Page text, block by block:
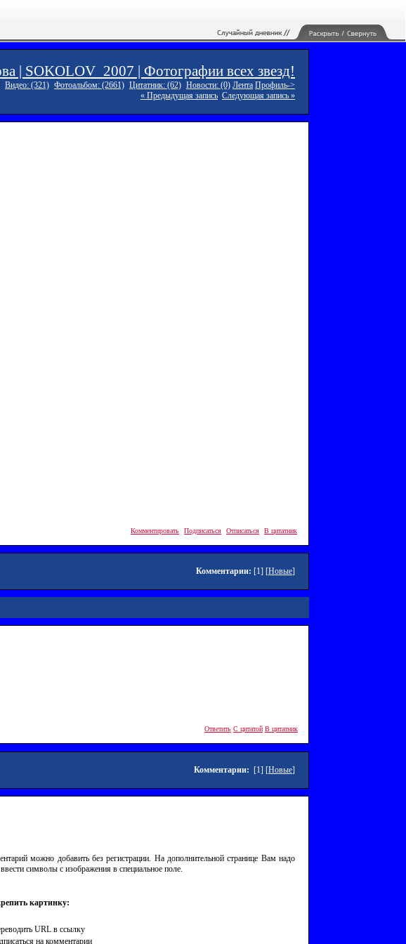
| SOKOLOV_2007 | Фотографии всех звезд!
Видео: (321) Фотоальбом: (2661) Цитатник: (62) Новости: (0) Лента Профиль->
« Предыдущая запись Следующая запись »
Комментировать Подписаться Отписаться В цитатник
Комментарии: [1] [Новые]
Ответить С цитатой В цитатник
Комментарии: [1] [Новые]
можно добавить без регистрации. На дополнительной странице Вам надо
ввести символы с изображения в специальное поле.
картинку:
URL в ссылку
на комментарии